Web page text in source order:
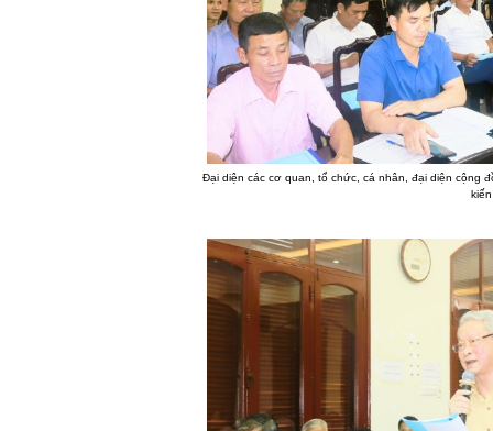
Đại diện các cơ quan, tổ chức, cá nhân, đại diện cộng
kiến